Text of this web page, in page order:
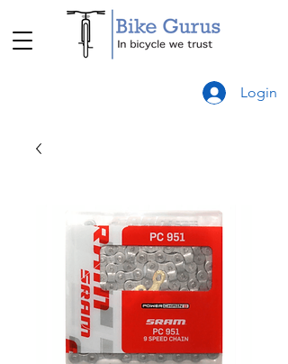
Login